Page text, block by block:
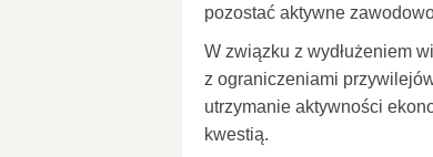
pozostać aktywne
W związku z wydłużeniem
z ograniczeniami
utrzymanie aktywności
kwestią.